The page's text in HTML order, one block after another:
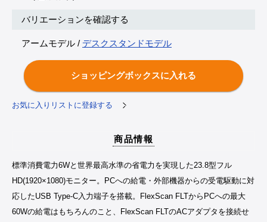
バリエーションを確認する
アームモデル / デスクスタンドモデル
お気に入りリストに登録する
商品情報
標準消費電力6Wと世界最高水準の省電力を実現した23.8型フル
HD(1920×1080)モニター。PCへの給電・外部機器からの受電駆動に対
応したUSB Type-C入力端子を搭載。FlexScan FLTからPCへの最大
60Wの給電はもちろんのこと、FlexScan FLTのACアダプタを接続せ